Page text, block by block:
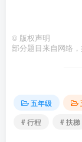
© 版权声明
部分题目来自网络
五年级
# 行程
# 扶梯